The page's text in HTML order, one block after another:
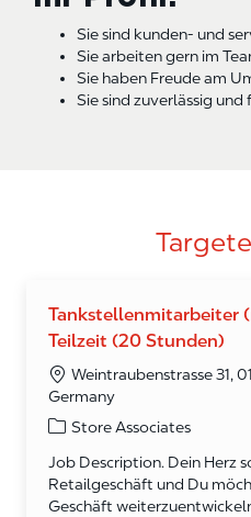
Sie sind kunden- und
Sie arbeiten gern im
Sie haben Freude am
Sie sind zuverlässig
Tankstellenmitarbeiter
Teilzeit (20 Stunden)
Weintraubenstrasse 31,
Germany
Category
Store Associates
Job Description. Dein Herz
Retailgeschäft und Du
Geschäft